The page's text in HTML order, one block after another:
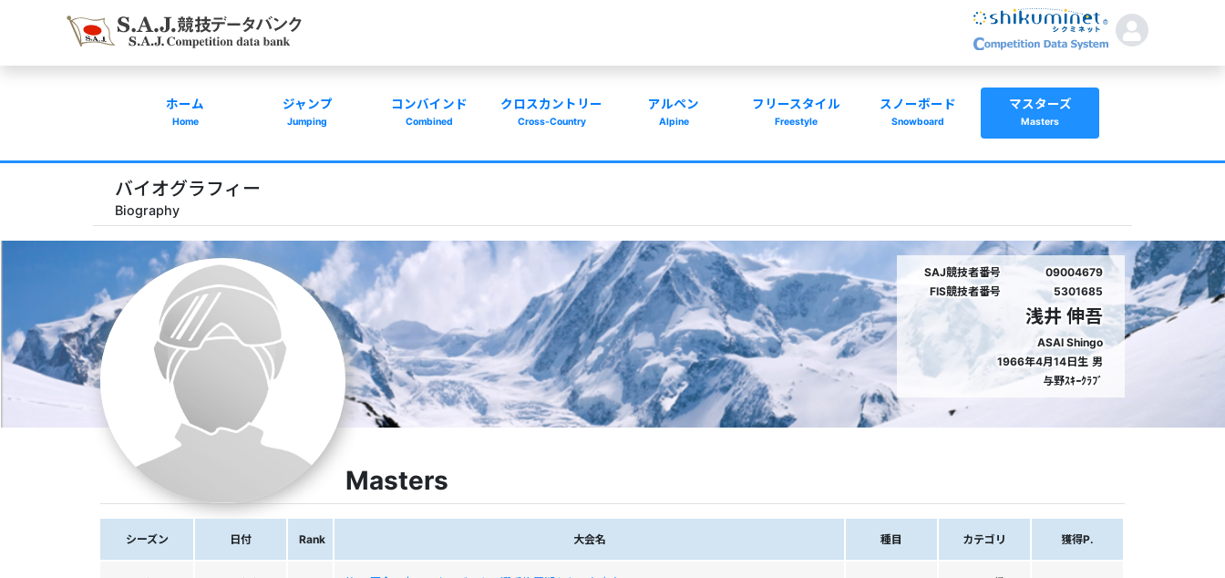
ホーム
Home
ジャンプ
Jumping
コンバインド
Combined
クロスカントリー
Cross-Country
アルペン
Alpine
フリースタイル
Freestyle
スノーボード
Snowboard
マスターズ
Masters
バイオグラフィー
Biography
SAJ競技者番号
09004679
FIS競技者番号
5301685
浅井 伸吾
ASAI Shingo
1966年4月14日生 男
与野ｽｷｰｸﾗﾌﾞ
Masters
シーズン 日付 Rank 大会名 種目 カテゴリ 獲得P.